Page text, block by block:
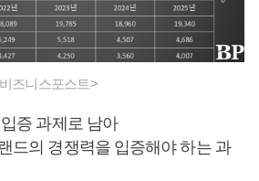
즈니스포스트>
증 과제로 남아
드의 경쟁력을 입증해야 하는 과